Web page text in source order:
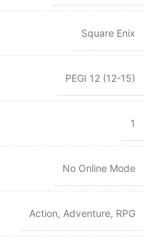
Square Enix
PEGI 12 (12-15)
1
No Online Mode
Action, Adventure, RPG